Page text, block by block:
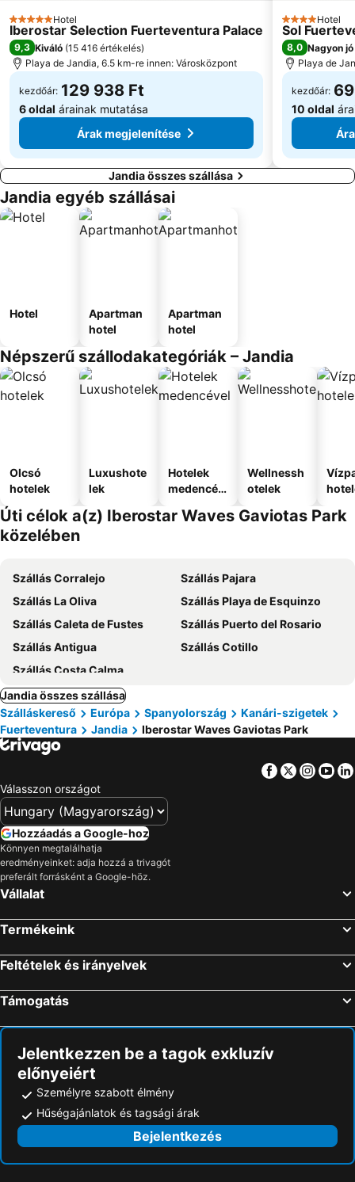
5 Kategória
Hotel
Iberostar Selection Fuerteventura Palace
9,3 Kiváló (15 416 értékelés)
Playa de Jandia, 6.5 km-re innen: Városközpont
kezdőár: 129 938 Ft
6 oldal árainak mutatása
Árak megjelenítése
4 Kategória
Hotel
Sol
8,0 Nagyon jó
Playa de
kezdőár:
10 oldal
Jandia összes szállása
Jandia egyéb szállásai
Hotel
Apartman
hotel
Apartman
hotel
Népszerű szállodakategóriák – Jandia
Olcsó
hotelek
Luxushote
lek
Hotelek
medencév
Wellnessh
otelek
Úti célok a(z) Iberostar Waves Gaviotas Park
közelében
Szállás Corralejo
Szállás Pajara
Szállás La Oliva
Szállás Playa de Esquinzo
Szállás Caleta de Fustes
Szállás Puerto del Rosario
Szállás Antigua
Szállás Cotillo
Szállás Costa Calma
Jandia összes szállása
Szálláskereső
Európa Spanyolország
Kanári-szigetek
Fuerteventura
Jandia Iberostar Waves Gaviotas Park
Facebook
Twitter
Válasszon országot
Hozzáadás a Google-hoz
Könnyen megtalálhatja
eredményeinket: adja hozzá a trivagót
preferált forrásként a Google-höz.
Vállalat
Termékeink
Feltételek és irányelvek
Támogatás
Jelentkezzen be a tagok exkluzív
előnyeiért
Személyre szabott élmény
Hűségajánlatok és tagsági árak
Bejelentkezés